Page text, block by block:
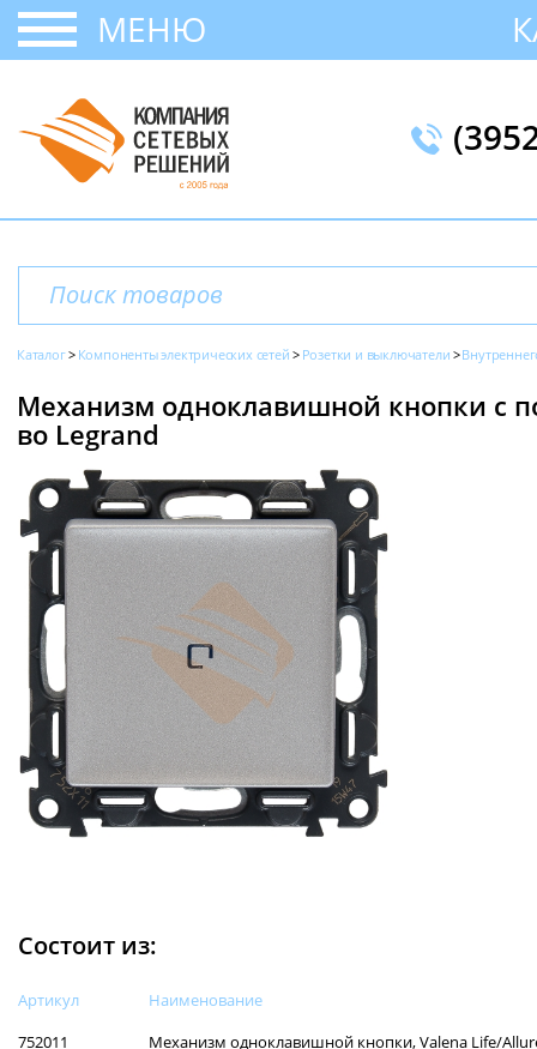
МЕНЮ
Каталог Компоненты электрических сетей Розетки и выключатели
Механизм одноклавишной кнопки с
во Legrand
Состоит из:
Артикул
Наименованиe
752011
Механизм одноклавишной кнопки, Valena Life/